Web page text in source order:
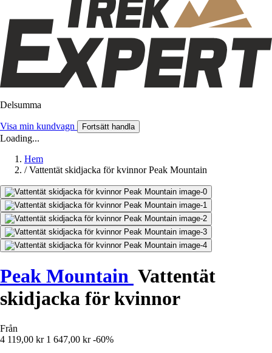
Delsumma
Visa min kundvagn Fortsätt handla
Loading...
Hem
/ Vattentät skidjacka för kvinnor Peak Mountain
Peak Mountain Vattentät
skidjacka för kvinnor
Från
4 119,00 kr 1 647,00 kr -60%